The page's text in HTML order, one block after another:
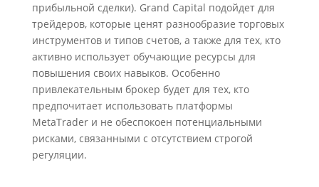
прибыльной сделки). Grand Capital подойдет для
трейдеров, которые ценят разнообразие торговых
инструментов и типов счетов, а также для тех, кто
активно использует обучающие ресурсы для
повышения своих навыков. Особенно
привлекательным брокер будет для тех, кто
предпочитает использовать платформы
MetaTrader и не обеспокоен потенциальными
рисками, связанными с отсутствием строгой
регуляции.